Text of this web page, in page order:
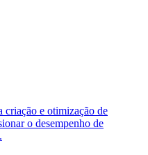
criação e otimização de
o desempenho de